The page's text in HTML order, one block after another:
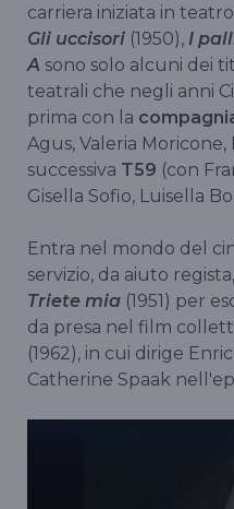
carriera iniziata in
Gli uccisori (1950), I
A sono solo alcuni dei
teatrali che negli anni
prima con la
Agus, Valeria Moricone,
successiva T59 (con
Gisella Sofio, Luisella
Entra nel mondo del
servizio, da aiuto
Triete mia (1951) per
da presa nel film
(1962), in cui dirige
Catherine Spaak